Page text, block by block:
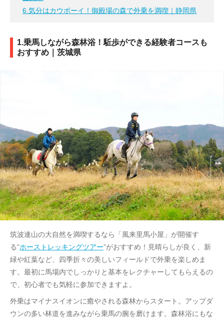
6.気分はカウボーイ！御殿場の森で外乗を満喫｜静岡県
1.乗馬しながら森林浴！駈歩ができる経験者コースも
おすすめ｜茨城県
筑波連山の大自然を満喫するなら「風来里馬小屋」が開催す
る“ホーストレッキングツアー”がおすすめ！見晴らしが良く、新
緑や紅葉など、四季折々の美しいフィールドで外乗を楽しめま
す。最初に馬場内でしっかりと基本をレクチャーしてもらえるの
で、初心者でも気軽に参加できますよ。
外乗はマイナスイオンに癒やされる森林からスタート。アップダ
ウンの多い林道を進みながら乗馬の腕を磨けます。森林浴にもな